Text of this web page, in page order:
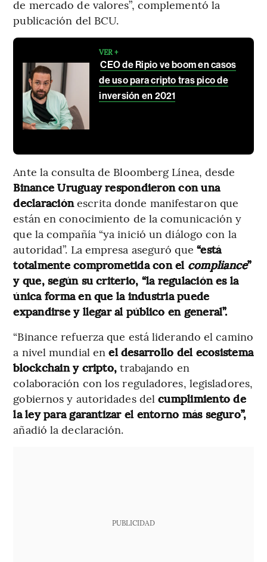
de mercado de valores”, complementó la
publicación del BCU.
VER +
CEO de Ripio ve boom en casos
de uso para cripto tras pico de
inversión en 2021
Ante la consulta de Bloomberg Línea, desde
Binance Uruguay respondieron con una
declaraciónescrita donde manifestaron que
están en conocimiento de la comunicación y
que la compañía “ya inició un diálogo con la
autoridad”. La empresa aseguró que “está
totalmente comprometida con el compliance”
y que, según su criterio, “la regulación es la
única forma en que la industria puede
expandirse y llegar al público en general”.
“Binance refuerza que está liderando el camino
a nivel mundial enel desarrollo del ecosistema
blockchain y cripto,trabajando en
colaboración con los reguladores, legisladores,
gobiernos y autoridades delcumplimiento de
la ley para garantizar el entorno más seguro”,
añadió la declaración.
PUBLICIDAD